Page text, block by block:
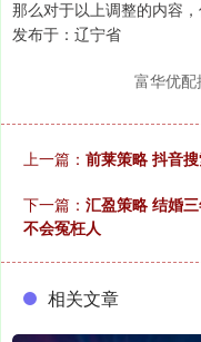
那么对于以上调整的内容
发布于：辽宁省
富华优配
上一篇： 前莱策略 抖音
下一篇： 汇盈策略 结婚
不会冤枉人
相关文章